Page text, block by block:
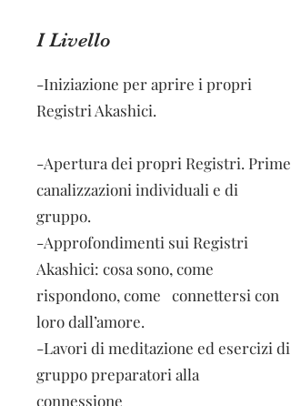
I Livello
-Iniziazione per aprire i propri
Registri Akashici.
-Apertura dei propri Registri. Prime
canalizzazioni individuali e di
gruppo.
-Approfondimenti sui Registri
Akashici: cosa sono, come
rispondono, come connettersi con
loro dall’amore.
-Lavori di meditazione ed esercizi di
gruppo preparatori alla
connessione